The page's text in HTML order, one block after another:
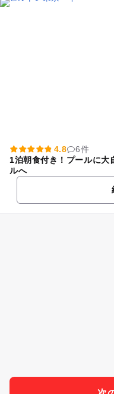
4.8
6件
1泊朝食付き！プールに大
ルへ